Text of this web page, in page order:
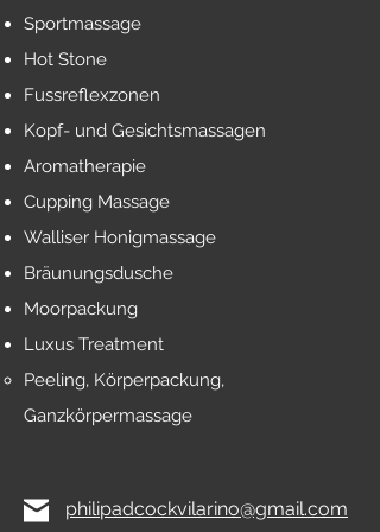
Sportmassage
Hot Stone
Fussreflexzonen
Kopf- und Gesichtsmassagen
Aromatherapie
Cupping Massage
Walliser Honigmassage
Bräunungsdusche
Moorpackung
Luxus Treatment
Peeling, Körperpackung,
Ganzkörpermassage
philipadcockvilarino@gmail.com